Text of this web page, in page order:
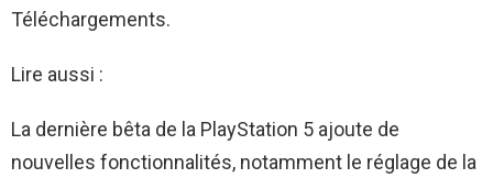
Téléchargements.
Lire aussi :
La dernière bêta de la PlayStation 5 ajoute de
nouvelles fonctionnalités, notamment le réglage de la